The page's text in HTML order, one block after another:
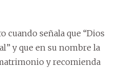
cuando señala que “Dios
y que en su nombre la
y recomienda